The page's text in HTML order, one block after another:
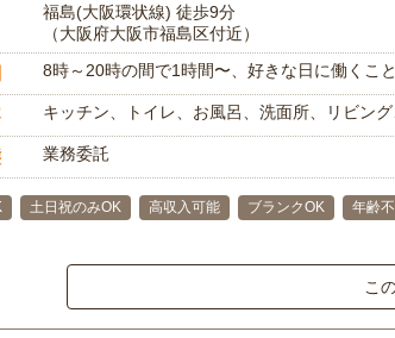
福島(大阪環状線) 徒歩9分
（大阪府大阪市福島区付近）
8時～20時の間で1時間〜、好きな日に働くこ
キッチン、トイレ、お風呂、洗面所、リビン
業務委託
土日祝のみOK 高収入可能 ブランクOK 年齢
こ